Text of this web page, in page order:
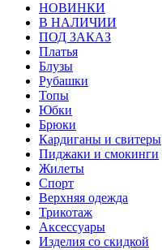
НОВИНКИ
В НАЛИЧИИ
ПОД ЗАКАЗ
Платья
Блузы
Рубашки
Топы
Юбки
Брюки
Кардиганы и свитеры
Пиджаки и смокинги
Жилеты
Спорт
Верхняя одежда
Трикотаж
Аксессуары
Изделия со скидкой